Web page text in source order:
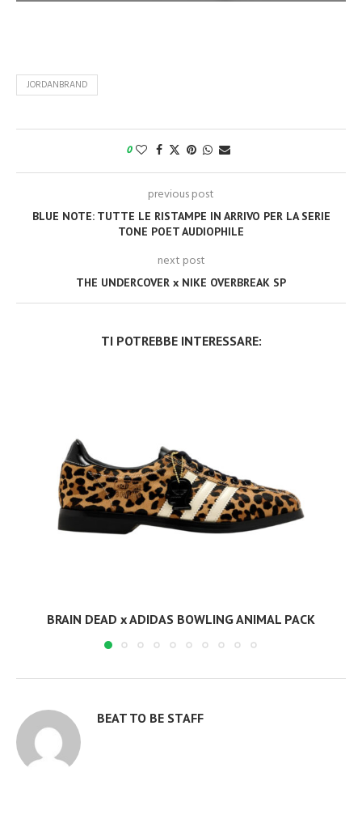
JORDANBRAND
0
previous post
BLUE NOTE: TUTTE LE RISTAMPE IN ARRIVO PER LA SERIE
TONE POET AUDIOPHILE
next post
THE UNDERCOVER x NIKE OVERBREAK SP
TI POTREBBE INTERESSARE:
BRAIN DEAD x ADIDAS BOWLING ANIMAL PACK
BEAT TO BE STAFF